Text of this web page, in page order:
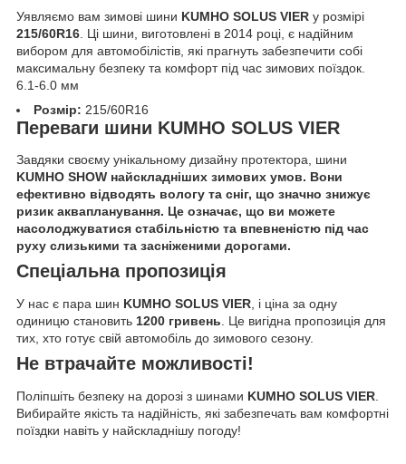
Уявляємо вам зимові шини KUMHO SOLUS VIER у розмірі
215/60R16 . Ці шини, виготовлені в 2014 році, є надійним
вибором для автомобілістів, які прагнуть забезпечити собі
максимальну безпеку та комфорт під час зимових поїздок.
6.1-6.0 мм
Розмір: 215/60R16
Переваги шини KUMHO SOLUS VIER
Завдяки своєму унікальному дизайну протектора, шини
KUMHO SHOW найскладніших зимових умов. Вони
ефективно відводять вологу та сніг, що значно знижує
ризик аквапланування. Це означає, що ви можете
насолоджуватися стабільністю та впевненістю під час
руху слизькими та засніженими дорогами.
Спеціальна пропозиція
У нас є пара шин KUMHO SOLUS VIER , і ціна за одну
одиницю становить 1200 гривень . Це вигідна пропозиція для
тих, хто готує свій автомобіль до зимового сезону.
Не втрачайте можливості!
Поліпшіть безпеку на дорозі з шинами KUMHO SOLUS VIER
Вибирайте якість та надійність, які забезпечать вам комфортні
поїздки навіть у найскладнішу погоду!